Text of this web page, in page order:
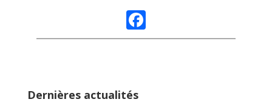
ac
Dernières actualités